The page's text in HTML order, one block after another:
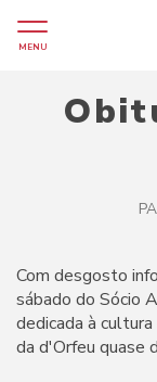
MENU
Com desgosto
sábado do Sócio
dedicada à
da d'Orfeu quase